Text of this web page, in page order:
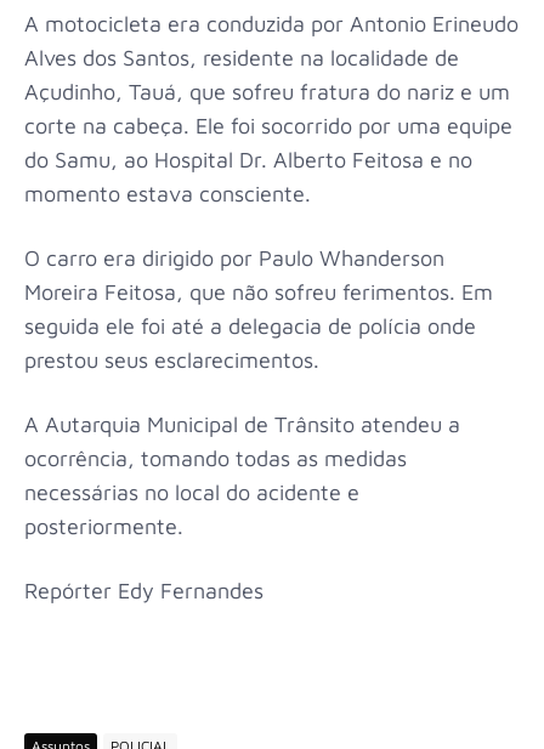
A motocicleta era conduzida por Antonio Erineudo
Alves dos Santos, residente na localidade de
Açudinho, Tauá, que sofreu fratura do nariz e um
corte na cabeça. Ele foi socorrido por uma equipe
do Samu, ao Hospital Dr. Alberto Feitosa e no
momento estava consciente.
O carro era dirigido por Paulo Whanderson
Moreira Feitosa, que não sofreu ferimentos. Em
seguida ele foi até a delegacia de polícia onde
prestou seus esclarecimentos.
A Autarquia Municipal de Trânsito atendeu a
ocorrência, tomando todas as medidas
necessárias no local do acidente e
posteriormente.
Repórter Edy Fernandes